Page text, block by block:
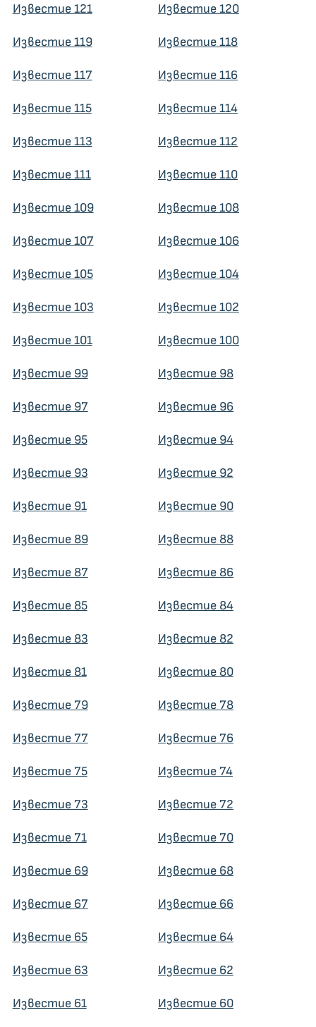
Известие 121 Известие 120
Известие 119 Известие 118
Известие 117 Известие 116
Известие 115 Известие 114
Известие 113 Известие 112
Известие 111 Известие 110
Известие 109 Известие 108
Известие 107 Известие 106
Известие 105 Известие 104
Известие 103 Известие 102
Известие 101 Известие 100
Известие 99 Известие 98
Известие 97 Известие 96
Известие 95 Известие 94
Известие 93 Известие 92
Известие 91 Известие 90
Известие 89 Известие 88
Известие 87 Известие 86
Известие 85 Известие 84
Известие 83 Известие 82
Известие 81 Известие 80
Известие 79 Известие 78
Известие 77 Известие 76
Известие 75 Известие 74
Известие 73 Известие 72
Известие 71 Известие 70
Известие 69 Известие 68
Известие 67 Известие 66
Известие 65 Известие 64
Известие 63 Известие 62
Известие 61 Известие 60